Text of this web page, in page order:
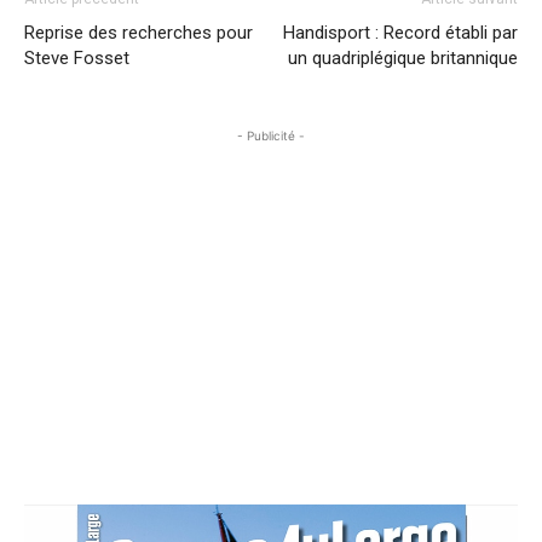
Reprise des recherches pour
Steve Fosset
Handisport : Record établi par
un quadriplégique britannique
- Publicité -